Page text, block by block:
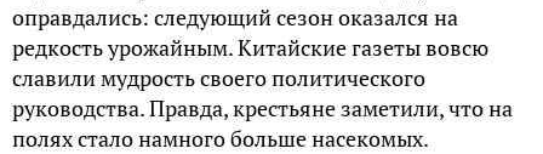
оправдались: следующий сезон оказался на
редкость урожайным. Китайские газеты вовсю
славили мудрость своего политического
руководства. Правда, крестьяне заметили, что на
полях стало намного больше насекомых.